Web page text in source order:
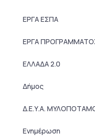
ΕΡΓΑ ΕΣΠΑ
ΕΡΓΑ
ΕΛΛΑΔΑ 2.0
Δήμος
Δ.Ε.Υ.Α.
Ενημέρωση